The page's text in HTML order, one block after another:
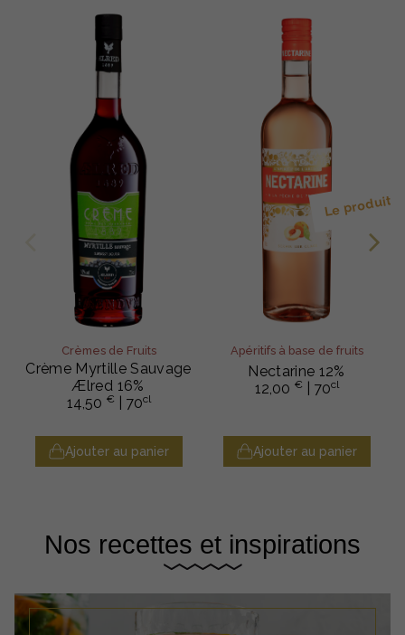
Crèmes de Fruits
Crème Myrtille Sauvage
Ælred 16%
14,50 € | 70cl
Ajouter au panier
Apéritifs à base de fruits
Nectarine 12%
12,00 € | 70cl
Ajouter au panier
Le produit
Nos recettes et inspirations